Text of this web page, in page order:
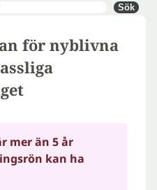
Sök
för nyblivna
mer än 5 år
kan ha